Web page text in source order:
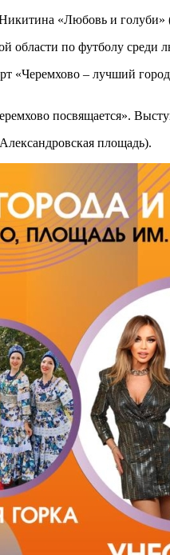
«Любовь и голуби»
области по футболу
«Черемхово – лучший
посвящается».
площадь).